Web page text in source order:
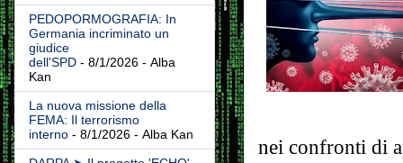
nei confronti di
PEDOPORMOGRAFIA: In
Germania incriminato un
giudice
dell'SPD - 8/1/2026 - Alba
Kan
La nuova missione della
FEMA: Il terrorismo
interno - 8/1/2026 - Alba Kan